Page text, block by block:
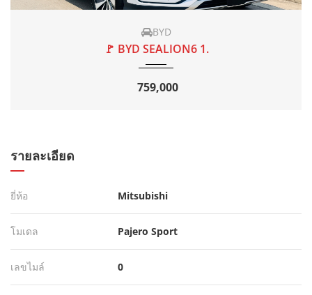
BYD
🚩 BYD SEALION6 1.
759,000
รายละเอียด
ยี่ห้อ Mitsubishi
โมเดล Pajero Sport
เลขไมล์ 0